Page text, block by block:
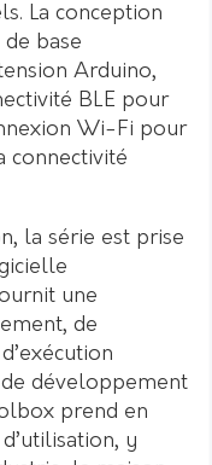
La conception
base
Arduino,
BLE pour
Wi-Fi pour
connectivité
la série est prise
une
de
développement
prend en
y